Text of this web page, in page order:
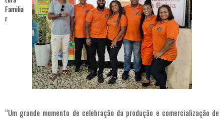
“Um grande momento de celebração da produção e comercialização de